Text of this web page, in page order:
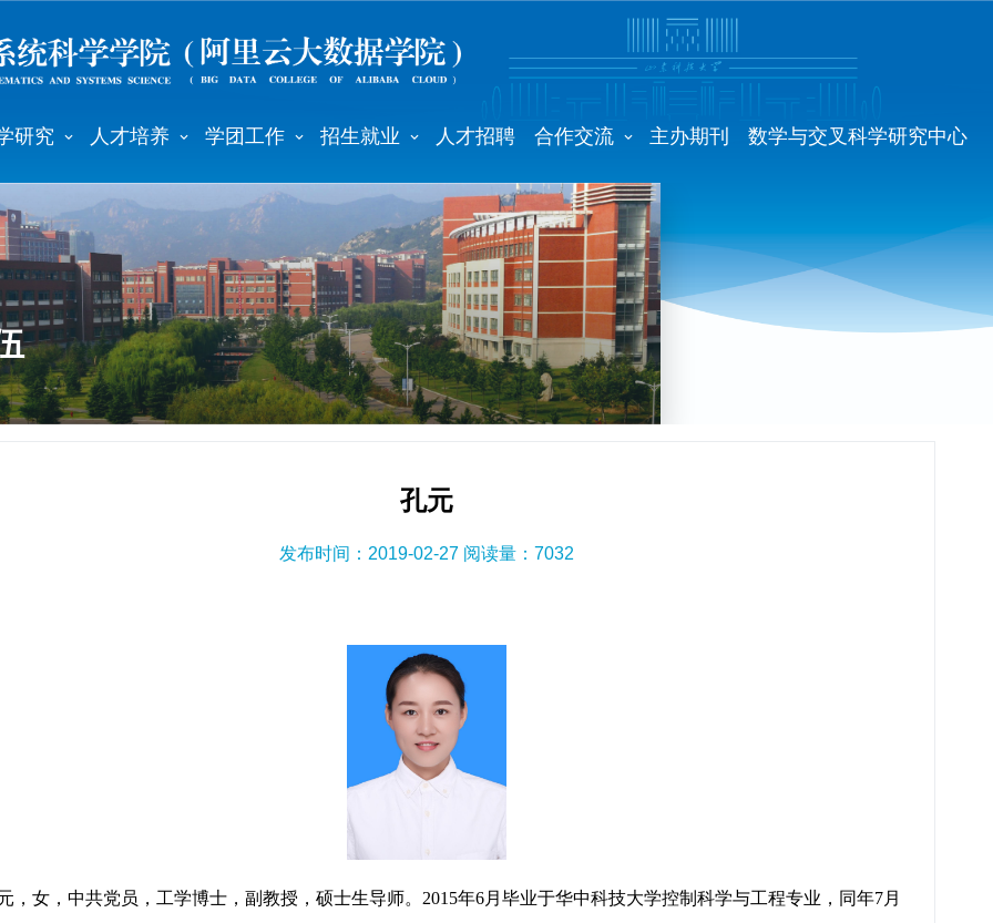
研究 人才培养 学团工作 招生就业 人才招聘 合作交流 主办期刊 数学与交叉科学研究中心
孔元
发布时间：2019-02-27 阅读量： 7032
，女，中共党员，工学博士，副教授，硕士生导师。2015年6月毕业于华中科技大学控制科学与工程专业，同年7月